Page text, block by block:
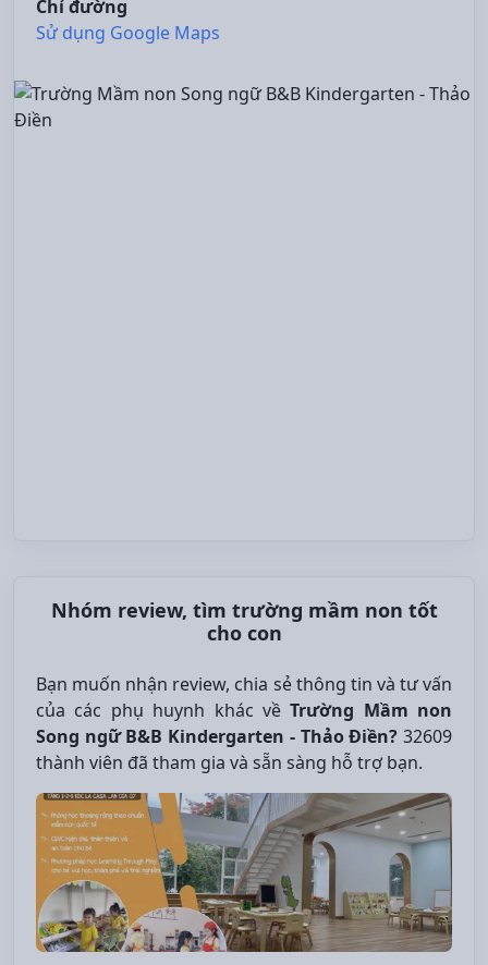
Chỉ đường
Sử dụng Google Maps
Nhóm review, tìm trường mầm non tốt
cho con
Bạn muốn nhận review, chia sẻ thông tin và tư vấn
của các phụ huynh khác vềTrường Mầm non
Song ngữ B&B Kindergarten - Thảo Điền? 32609
thành viên đã tham gia và sẵn sàng hỗ trợ bạn.